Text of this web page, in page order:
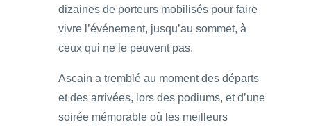
dizaines de porteurs mobilisés pour faire
vivre l’événement, jusqu’au sommet, à
ceux qui ne le peuvent pas.
Ascain a tremblé au moment des départs
et des arrivées, lors des podiums, et d’une
soirée mémorable où les meilleurs